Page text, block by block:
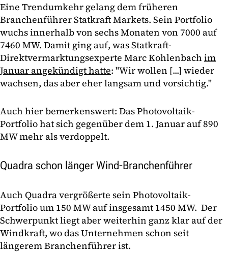
Eine Trendumkehr gelang dem früheren
Branchenführer Statkraft Markets. Sein Portfolio
wuchs innerhalb von sechs Monaten von 7000 auf
7460 MW. Damit ging auf, was Statkraft-
Direktvermarktungsexperte Marc Kohlenbach im
Januar angekündigt hatte: "Wir wollen [...] wieder
wachsen, das aber eher langsam und vorsichtig."
Auch hier bemerkenswert: Das Photovoltaik-
Portfolio hat sich gegenüber dem 1. Januar auf 890
MW mehr als verdoppelt.
Quadra schon länger Wind-Branchenführer
Auch Quadra vergrößerte sein Photovoltaik-
Portfolio um 150 MW auf insgesamt 1450 MW. Der
Schwerpunkt liegt aber weiterhin ganz klar auf der
Windkraft, wo das Unternehmen schon seit
längerem Branchenführer ist.